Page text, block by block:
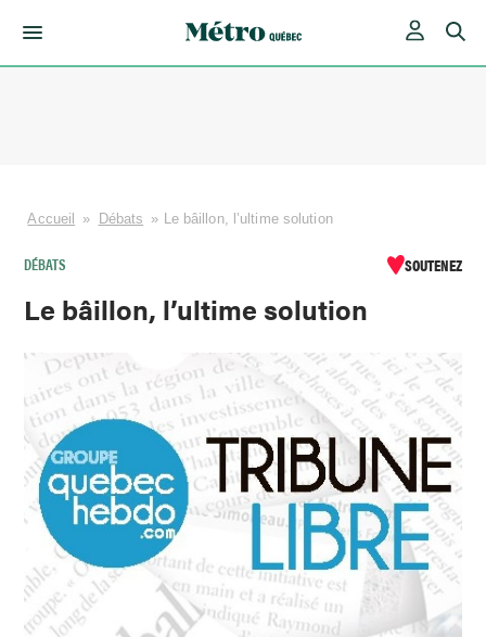
Accueil » Débats » Le bâillon, l’ultime solution
DÉBATS SOUTENEZ
Le bâillon, l’ultime solution